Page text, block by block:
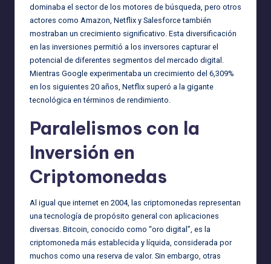
dominaba el sector de los motores de búsqueda, pero otros
actores como Amazon, Netflix y Salesforce también
mostraban un crecimiento significativo. Esta diversificación
en las inversiones permitió a los inversores capturar el
potencial de diferentes segmentos del mercado digital.
Mientras Google experimentaba un crecimiento del 6,309%
en los siguientes 20 años, Netflix superó a la gigante
tecnológica en términos de rendimiento.
Paralelismos con la
Inversión en
Criptomonedas
Al igual que internet en 2004, las criptomonedas representan
una tecnología de propósito general con aplicaciones
diversas. Bitcoin, conocido como “oro digital”, es la
criptomoneda más establecida y líquida, considerada por
muchos como una reserva de valor. Sin embargo, otras